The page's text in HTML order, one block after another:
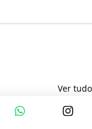
Ver tudo